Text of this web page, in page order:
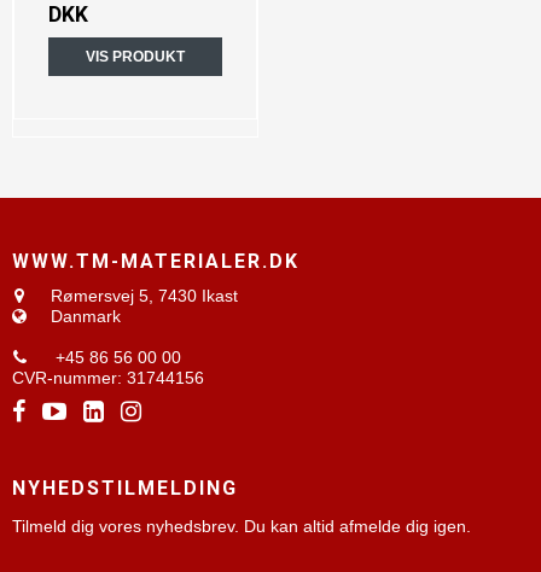
DKK
VIS PRODUKT
WWW.TM-MATERIALER.DK
Rømersvej 5, 7430 Ikast
Danmark
+45 86 56 00 00
CVR-nummer: 31744156
NYHEDSTILMELDING
Tilmeld dig vores nyhedsbrev. Du kan altid afmelde dig igen.